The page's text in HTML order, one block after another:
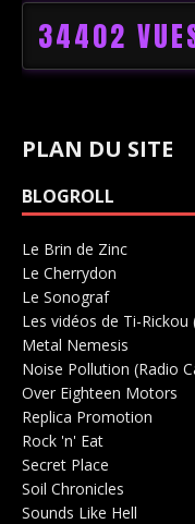
34402
PLAN DU SITE
BLOGROLL
Le Brin de Zinc
Le Cherrydon
Le SonografSalle de
Les vidéos de Ti-Rickou
Metal Nemesis
Noise Pollution (Radio
Over Eighteen Motors
Replica Promotion
Rock 'n' Eat
Secret Place
Soil Chronicles
Sounds Like Hell